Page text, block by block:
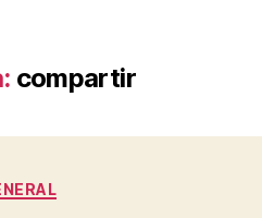
compartir